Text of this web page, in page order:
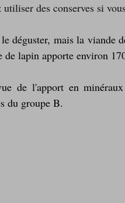
des conserves si
déguster, mais la viande
lapin apporte environ
de l'apport en
du groupe B.